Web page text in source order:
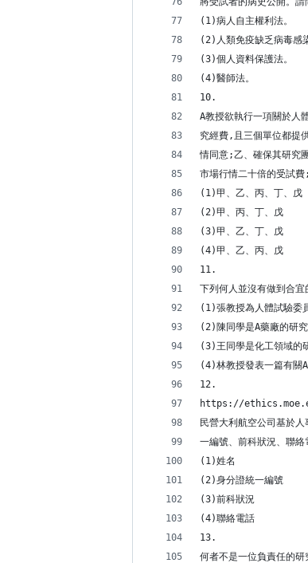
(1)病人自主權利法。
(2)人類免疫缺乏病毒感
(3)個人資料保護法。
(4)醫師法。
10.
A教授欲執行一項關於人
究經費,且三個單位都提
情同意;乙、確保其研究
市場行情二十倍的受試
(1)甲、乙、丙、丁、戊
(2)甲、丙、丁、戊
(3)甲、乙、丁、戊
(4)甲、乙、丙、戊
11.
下列何人並沒有做到合
(1)張教授為人體試驗委
(2)陳同學是A藥廠的研
(3)王同學是化工領域的
(4)林教授發表一篇有關
12.
https://
民營大利航空公司基於
一編號、前科狀況、聯
(1)姓名
(2)身分證統一編號
(3)前科狀況
(4)聯絡電話
13.
何者不是一位負責任的